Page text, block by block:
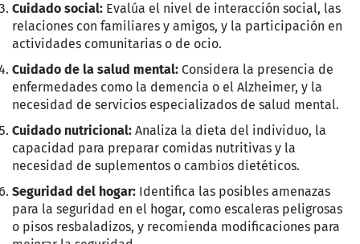
Cuidado social: Evalúa el nivel de interacción social, las
relaciones con familiares y amigos, y la participación en
actividades comunitarias o de ocio.
Cuidado de la salud mental: Considera la presencia de
enfermedades como la demencia o el Alzheimer, y la
necesidad de servicios especializados de salud mental.
Cuidado nutricional: Analiza la dieta del individuo, la
capacidad para preparar comidas nutritivas y la
necesidad de suplementos o cambios dietéticos.
Seguridad del hogar: Identifica las posibles amenazas
para la seguridad en el hogar, como escaleras peligrosas
o pisos resbaladizos, y recomienda modificaciones para